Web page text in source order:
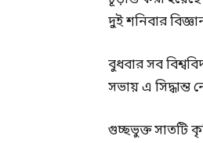
দুই শনিবার
বুধবার সব
সভায় এ সিদ্ধান্ত
গুচ্ছভুক্ত সাতটি